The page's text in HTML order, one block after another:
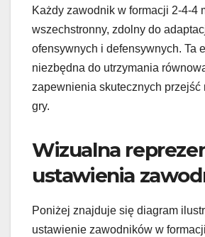
Każdy zawodnik w formacji 2-4-4
wszechstronny, zdolny do
ofensywnych i defensywnych. Ta
niezbędna do utrzymania
zapewnienia skutecznych przejść
gry.
Wizualna
ustawienia
Poniżej znajduje się diagram
ustawienie zawodników w